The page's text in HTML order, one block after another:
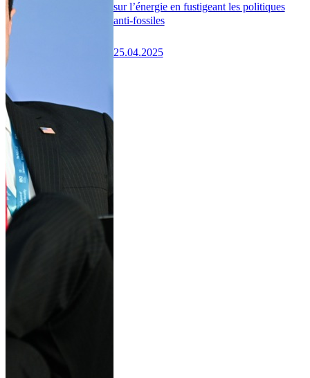
sur l’énergie en fustigeant les politiques
anti-fossiles
25.04.2025